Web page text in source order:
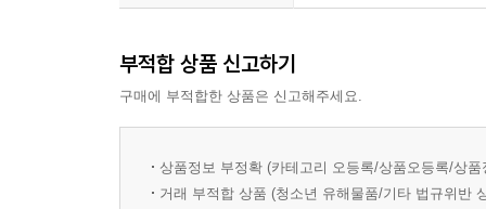
부적합 상품 신고하기
구매에 부적합한 상품은 신고해주세요.
상품정보 부정확 (카테고리 오등록/상품오등록/상
거래 부적합 상품 (청소년 유해물품/기타 법규위반